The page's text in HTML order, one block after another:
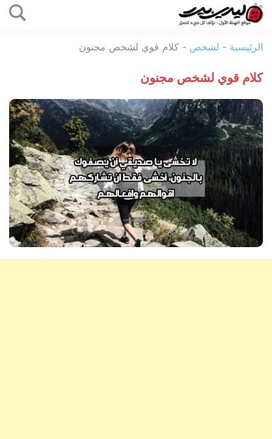
المحتوى
بيرد
الرئيسية - لشخص - كلام قوي لشخص مجنون
كلام قوي لشخص مجنون